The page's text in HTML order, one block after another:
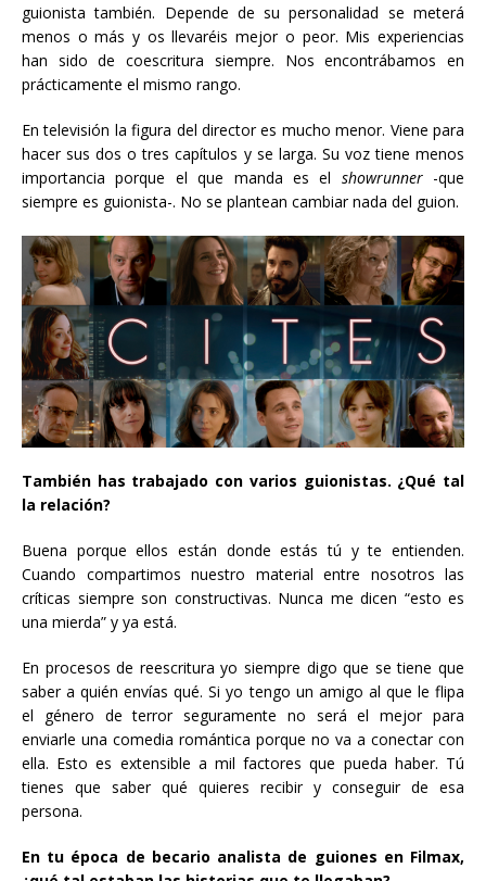
guionista también. Depende de su personalidad se meterá
menos o más y os llevaréis mejor o peor. Mis experiencias
han sido de coescritura siempre. Nos encontrábamos en
prácticamente el mismo rango.
En televisión la figura del director es mucho menor. Viene para
hacer sus dos o tres capítulos y se larga. Su voz tiene menos
importancia porque el que manda es el showrunner-que
siempre es guionista-. No se plantean cambiar nada del guion.
También has trabajado con varios guionistas. ¿Qué tal
la relación?
Buena porque ellos están donde estás tú y te entienden.
Cuando compartimos nuestro material entre nosotros las
críticas siempre son constructivas. Nunca me dicen “esto es
una mierda” y ya está.
En procesos de reescritura yo siempre digo que se tiene que
saber a quién envías qué. Si yo tengo un amigo al que le flipa
el género de terror seguramente no será el mejor para
enviarle una comedia romántica porque no va a conectar con
ella. Esto es extensible a mil factores que pueda haber. Tú
tienes que saber qué quieres recibir y conseguir de esa
persona.
En tu época de becario analista de guiones en Filmax,